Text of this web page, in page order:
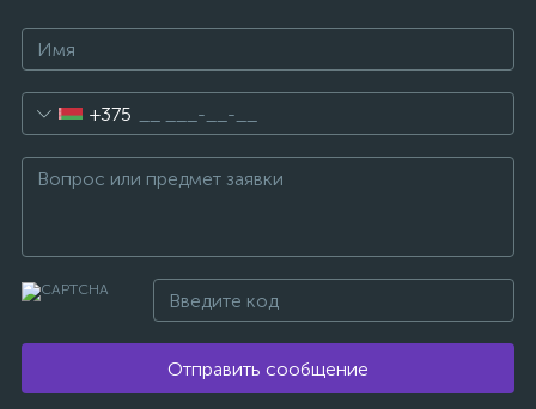
+375
Отправить сообщение